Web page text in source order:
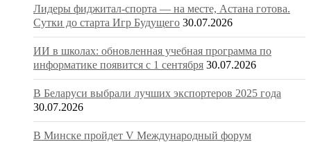
Лидеры фиджитал-спорта — на месте, Астана готова.
Сутки до старта Игр Будущего 30.07.2026
ИИ в школах: обновленная учебная программа по
информатике появится с 1 сентября 30.07.2026
В Беларуси выбрали лучших экспортеров 2025 года
30.07.2026
В Минске пройдет V Международный форум